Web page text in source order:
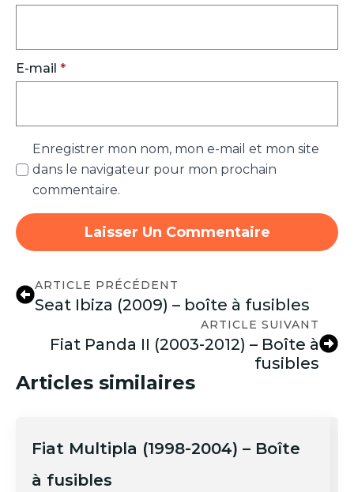
E-mail *
Enregistrer mon nom, mon e-mail et mon site
dans le navigateur pour mon prochain
commentaire.
ARTICLE PRÉCÉDENT
Seat Ibiza (2009) – boîte à fusibles
ARTICLE SUIVANT
Fiat Panda II (2003-2012) – Boîte à
fusibles
Articles similaires
Fiat Multipla (1998-2004) – Boîte
à fusibles